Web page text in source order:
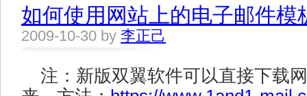
如何使用网站上的电子邮件模
2009-10-30 by 李正己
注：新版双翼软件可以直接下载